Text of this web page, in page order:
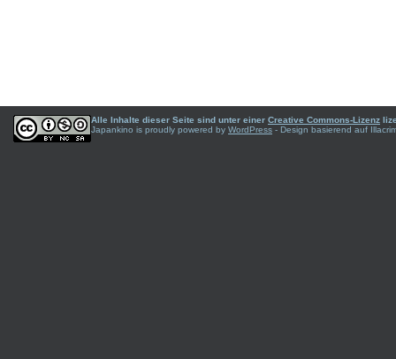
Alle Inhalte dieser Seite sind unter einer Creative Commons-Lizenz
Japankino is proudly powered by WordPress - Design basierend auf